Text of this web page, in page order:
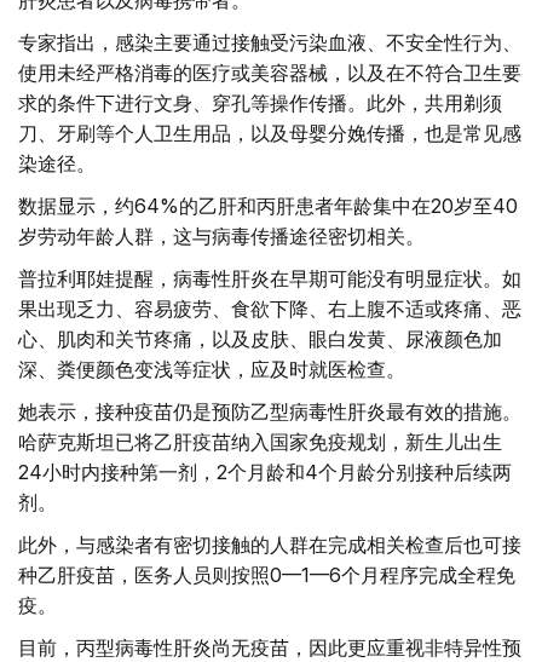
专家指出，感染主要通过接触受污染血液、不安全性行为、
使用未经严格消毒的医疗或美容器械，以及在不符合卫生要
求的条件下进行文身、穿孔等操作传播。此外，共用剃须
刀、牙刷等个人卫生用品，以及母婴分娩传播，也是常见感
染途径。
数据显示，约64%的乙肝和丙肝患者年龄集中在20岁至40
岁劳动年龄人群，这与病毒传播途径密切相关。
普拉利耶娃提醒，病毒性肝炎在早期可能没有明显症状。如
果出现乏力、容易疲劳、食欲下降、右上腹不适或疼痛、恶
心、肌肉和关节疼痛，以及皮肤、眼白发黄、尿液颜色加
深、粪便颜色变浅等症状，应及时就医检查。
她表示，接种疫苗仍是预防乙型病毒性肝炎最有效的措施。
哈萨克斯坦已将乙肝疫苗纳入国家免疫规划，新生儿出生
24小时内接种第一剂，2个月龄和4个月龄分别接种后续两
剂。
此外，与感染者有密切接触的人群在完成相关检查后也可接
种乙肝疫苗，医务人员则按照0—1—6个月程序完成全程免
疫。
目前，丙型病毒性肝炎尚无疫苗，因此更应重视非特异性预